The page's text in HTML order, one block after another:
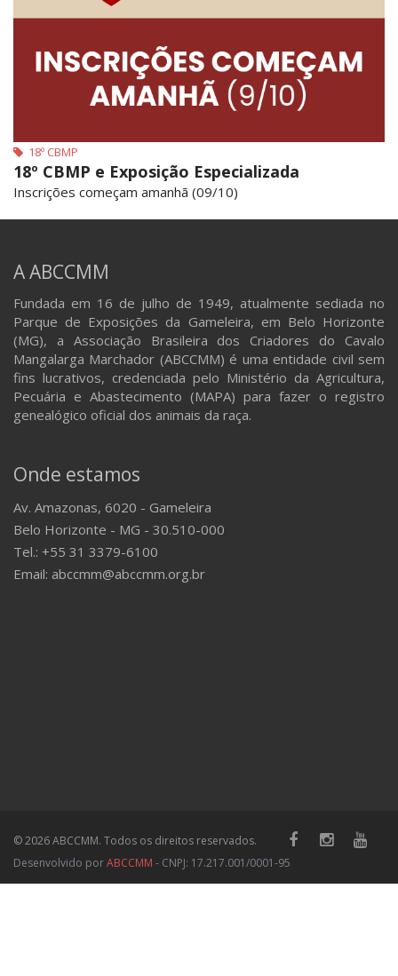
18º CBMP
18º CBMP e Exposição Especializada
Inscrições começam amanhã (09/10)
A ABCCMM
Fundada em 16 de julho de 1949, atualmente sediada no
Parque de Exposições da Gameleira, em Belo Horizonte
(MG), a Associação Brasileira dos Criadores do Cavalo
Mangalarga Marchador (ABCCMM) é uma entidade civil sem
fins lucrativos, credenciada pelo Ministério da Agricultura,
Pecuária e Abastecimento (MAPA) para fazer o registro
genealógico oficial dos animais da raça.
Onde estamos
Av. Amazonas, 6020 - Gameleira
Belo Horizonte - MG - 30.510-000
Tel.: +55 31 3379-6100
Email: abccmm@abccmm.org.br
© 2026 ABCCMM. Todos os direitos reservados.
Desenvolvido porABCCMM - CNPJ: 17.217.001/0001-95